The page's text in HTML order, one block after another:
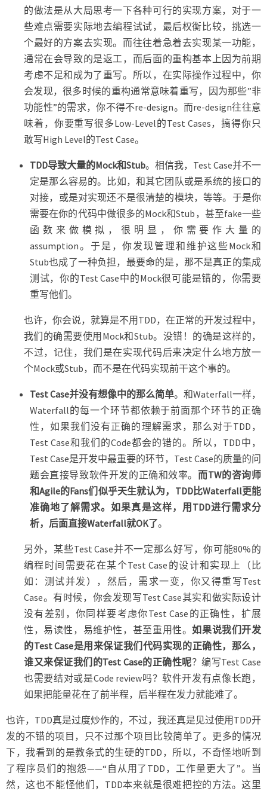
的做法是从大局思考一下各种可行的实现方案，对于一
些难点需要实际地去编程试试，最后权衡比较，挑选一
个最好的方案去实现。而往往着急着去实现某一功能，
通常在会导致的是返工，而后面的重构基本上因为前期
考虑不足和成为了重写。所以，在实际操作过程中，你
会发现，很多时候的重构通常意味着重写，因为那些”非
功能性”的需求，你不得不re-design。而re-design往往意
味着，你要重写很多Low-Level的Test Cases，搞得你只
敢写High Level的Test Case。
TDD导致大量的Mock和Stub。相信我，Test Case并不一
定是那么容易的。比如，和其它团队或是系统的接口的
对接，或是对实现还不是很清楚的模块，等等。于是你
需要在你的代码中做很多的Mock和Stub，甚至fake一些
函数来做模拟，很明显，你需要作大量的
assumption。于是，你发现管理和维护这些Mock和
Stub也成了一种负担，最要命的是，那不是真正的集成
测试，你的Test Case中的Mock很可能是错的，你需要
重写他们。
也许，你会说，就算是不用TDD，在正常的开发过程中，
我们的确需要使用Mock和Stub。没错！的确是这样的，
不过，记住，我们是在实现代码后来决定什么地方放一
个Mock或Stub，而不是在代码实现前干这个事的。
Test Case并没有想像中的那么简单。和Waterfall一样，
Waterfall的每一个环节都依赖于前面那个环节的正确
性，如果我们没有正确的理解需求，那么对于TDD，
Test Case和我们的Code都会的错的。所以，TDD中，
Test Case是开发中最重要的环节，Test Case的质量的问
题会直接导致软件开发的正确和效率。而TW的咨询师
和Agile的Fans们似乎天生就认为，TDD比Waterfall更能
准确地了解需求。如果真是这样，用TDD进行需求分
析，后面直接Waterfall就OK了。
另外，某些Test Case并不一定那么好写，你可能80%的
编程时间需要花在某个Test Case的设计和实现上（比
如：测试并发），然后，需求一变，你又得重写Test
Case。有时候，你会发现写Test Case其实和做实际设计
没有差别，你同样要考虑你Test Case的正确性，扩展
性，易读性，易维护性，甚至重用性。如果说我们开发
的Test Case是用来保证我们代码实现的正确性，那么，
谁又来保证我们的Test Case的正确性呢？编写Test Case
也需要结对或是Code review吗？软件开发有点像长跑，
如果把能量花在了前半程，后半程在发力就能难了。
也许，TDD真是过度炒作的，不过，我还真是见过使用TDD开
发的不错的项目，只不过那个项目比较简单了。更多的情况
下，我看到的是教条式的生硬的TDD，所以，不奇怪地听到
了程序员们的抱怨——“自从用了TDD，工作量更大了”。当
然，这也不能怪他们，TDD本来就是很难把控的方法。这里